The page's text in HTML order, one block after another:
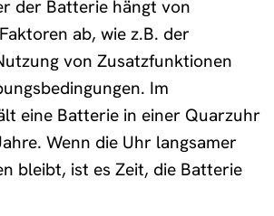
der Batterie hängt von
ab, wie z.B. der
von Zusatzfunktionen
Im
eine Batterie in einer Quarzuhr
Wenn die Uhr langsamer
bleibt, ist es Zeit, die Batterie